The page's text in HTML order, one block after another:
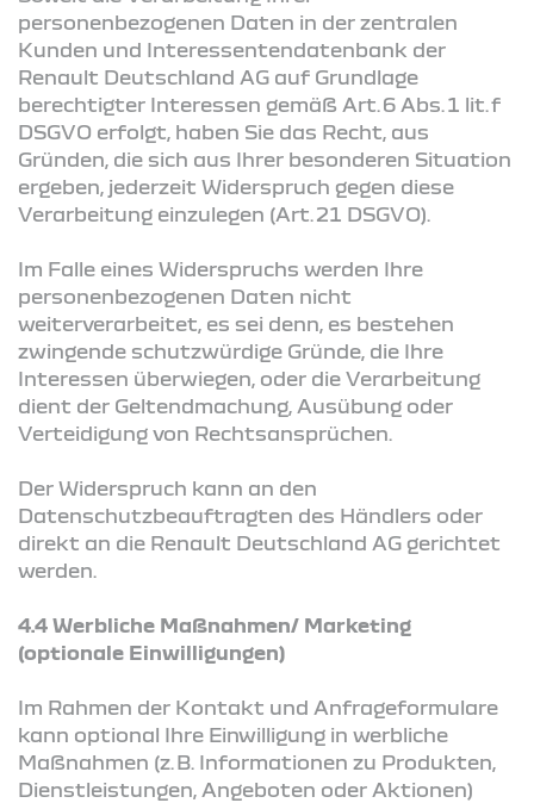
personenbezogenen Daten in der zentralen
Kunden und Interessentendatenbank der
Renault Deutschland AG auf Grundlage
berechtigter Interessen gemäß Art. 6 Abs. 1 lit. f
DSGVO erfolgt, haben Sie das Recht, aus
Gründen, die sich aus Ihrer besonderen Situation
ergeben, jederzeit Widerspruch gegen diese
Verarbeitung einzulegen (Art. 21 DSGVO).
Im Falle eines Widerspruchs werden Ihre
personenbezogenen Daten nicht
weiterverarbeitet, es sei denn, es bestehen
zwingende schutzwürdige Gründe, die Ihre
Interessen überwiegen, oder die Verarbeitung
dient der Geltendmachung, Ausübung oder
Verteidigung von Rechtsansprüchen.
Der Widerspruch kann an den
Datenschutzbeauftragten des Händlers oder
direkt an die Renault Deutschland AG gerichtet
werden.
4.4 Werbliche Maßnahmen/ Marketing
(optionale Einwilligungen)
Im Rahmen der Kontakt und Anfrageformulare
kann optional Ihre Einwilligung in werbliche
Maßnahmen (z. B. Informationen zu Produkten,
Dienstleistungen, Angeboten oder Aktionen)